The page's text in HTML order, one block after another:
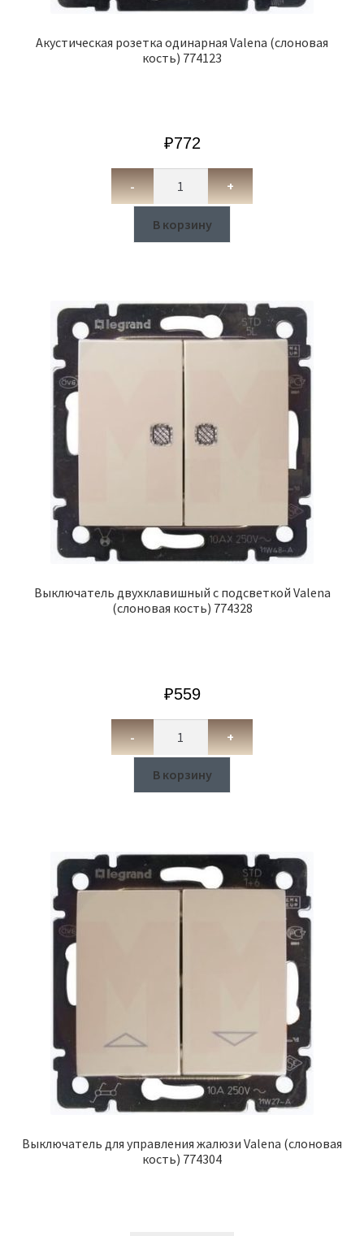
Акустическая розетка одинарная Valena (слоновая
кость) 774123
₽772
- +
В корзину
Выключатель двухклавишный с подсветкой Valena
(слоновая кость) 774328
₽559
- +
В корзину
Выключатель для управления жалюзи Valena (слоновая
кость) 774304